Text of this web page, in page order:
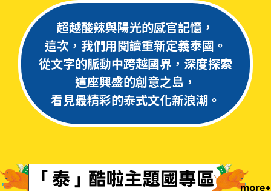
超越酸辣與陽光的感官記憶，
這次，我們用閱讀重新定義泰國。
從文字的脈動中跨越國界，深度探索
這座興盛的創意之島，
看見最精彩的泰式文化新浪潮。
「泰」酷啦主題國專區